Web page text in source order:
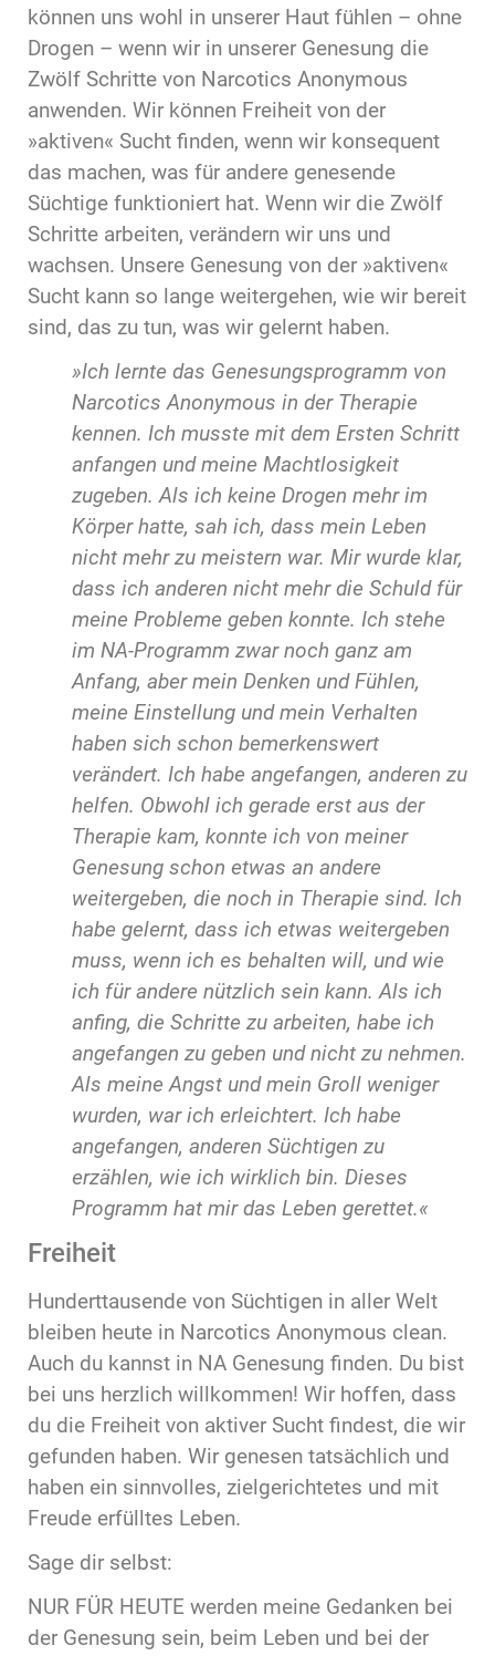
können uns wohl in unserer Haut fühlen – ohne
Drogen – wenn wir in unserer Genesung die
Zwölf Schritte von Narcotics Anonymous
anwenden. Wir können Freiheit von der
»aktiven« Sucht finden, wenn wir konsequent
das machen, was für andere genesende
Süchtige funktioniert hat. Wenn wir die Zwölf
Schritte arbeiten, verändern wir uns und
wachsen. Unsere Genesung von der »aktiven«
Sucht kann so lange weitergehen, wie wir bereit
sind, das zu tun, was wir gelernt haben.
»Ich lernte das Genesungsprogramm von
Narcotics Anonymous in der Therapie
kennen. Ich musste mit dem Ersten Schritt
anfangen und meine Machtlosigkeit
zugeben. Als ich keine Drogen mehr im
Körper hatte, sah ich, dass mein Leben
nicht mehr zu meistern war. Mir wurde klar,
dass ich anderen nicht mehr die Schuld für
meine Probleme geben konnte. Ich stehe
im NA-Programm zwar noch ganz am
Anfang, aber mein Denken und Fühlen,
meine Einstellung und mein Verhalten
haben sich schon bemerkenswert
verändert. Ich habe angefangen, anderen zu
helfen. Obwohl ich gerade erst aus der
Therapie kam, konnte ich von meiner
Genesung schon etwas an andere
weitergeben, die noch in Therapie sind. Ich
habe gelernt, dass ich etwas weitergeben
muss, wenn ich es behalten will, und wie
ich für andere nützlich sein kann. Als ich
anfing, die Schritte zu arbeiten, habe ich
angefangen zu geben und nicht zu nehmen.
Als meine Angst und mein Groll weniger
wurden, war ich erleichtert. Ich habe
angefangen, anderen Süchtigen zu
erzählen, wie ich wirklich bin. Dieses
Programm hat mir das Leben gerettet.«
Freiheit
Hunderttausende von Süchtigen in aller Welt
bleiben heute in Narcotics Anonymous clean.
Auch du kannst in NA Genesung finden. Du bist
bei uns herzlich willkommen! Wir hoffen, dass
du die Freiheit von aktiver Sucht findest, die wir
gefunden haben. Wir genesen tatsächlich und
haben ein sinnvolles, zielgerichtetes und mit
Freude erfülltes Leben.
Sage dir selbst:
NUR FÜR HEUTE werden meine Gedanken bei
der Genesung sein, beim Leben und bei der